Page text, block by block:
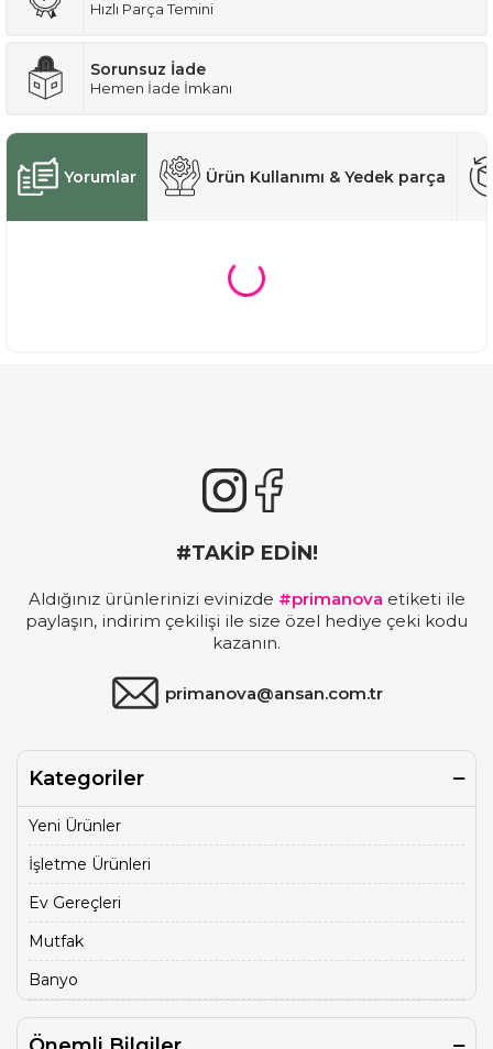
Hızlı Parça Temini
Sorunsuz İade
Hemen İade İmkanı
Yorumlar Ürün Kullanımı & Yedek parça
#TAKİP EDİN!
Aldığınız ürünlerinizi evinizde #primanova etiketi ile
paylaşın, indirim çekilişi ile size özel hediye çeki kodu
kazanın.
primanova@ansan.com.tr
Kategoriler
Yeni Ürünler
İşletme Ürünleri
Ev Gereçleri
Mutfak
Banyo